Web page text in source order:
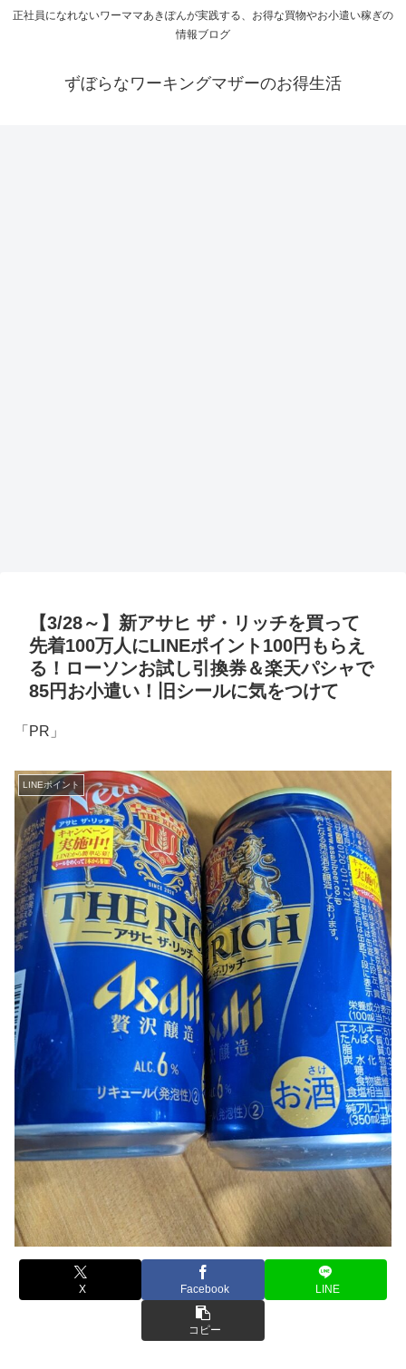
正社員になれないワーママあきぽんが実践する、お得な買物やお小遣い稼ぎの
情報ブログ
ずぼらなワーキングマザーのお得生活
【3/28～】新アサヒ ザ・リッチを買って
先着100万人にLINEポイント100円もらえ
る！ローソンお試し引換券＆楽天パシャで
85円お小遣い！旧シールに気をつけて
「PR」
LINEポイント
X Facebook LINE
コピー